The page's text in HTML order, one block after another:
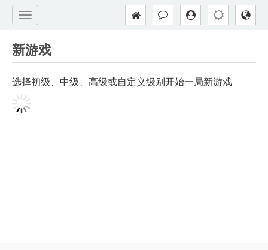
新游戏
选择初级、中级、高级或自定义级别开始一局新游戏